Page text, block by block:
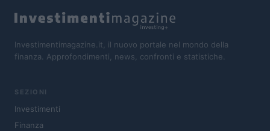
Investimentimagazine.it, il nuovo portale nel mondo della
finanza. Approfondimenti, news, confronti e statistiche.
SEZIONI
Investimenti
Finanza